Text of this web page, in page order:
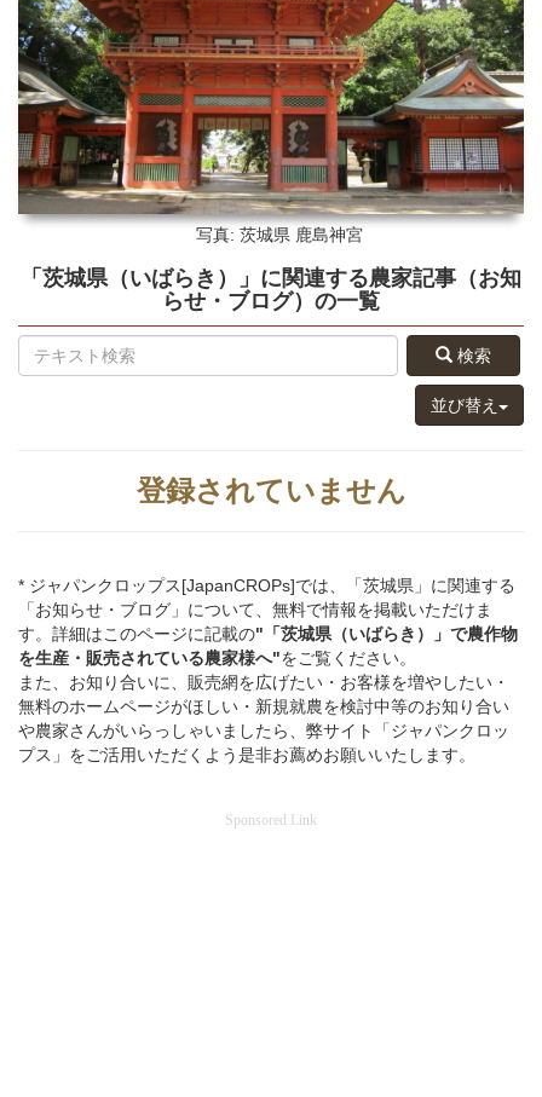
写真: 茨城県 鹿島神宮
「茨城県（いばらき）」 に関連する農家記事（お知
らせ・ブログ） の一覧
検索
並び替え
登録されていません
* ジャパンクロップス[JapanCROPs]では、「茨城県」に関連する
「お知らせ・ブログ」について、無料で情報を掲載いただけま
す。詳細はこのページに記載の"「茨城県（いばらき）」 で農作物
を生産・販売されている農家様へ"をご覧ください。
また、お知り合いに、販売網を広げたい・お客様を増やしたい・
無料のホームページがほしい・新規就農を検討中等のお知り合い
や農家さんがいらっしゃいましたら、弊サイト「ジャパンクロッ
プス」をご活用いただくよう是非お薦めお願いいたします。
Sponsored Link